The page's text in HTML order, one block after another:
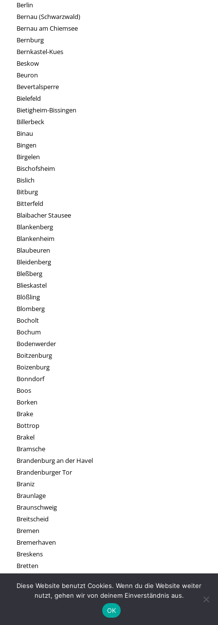
Berlin
Bernau (Schwarzwald)
Bernau am Chiemsee
Bernburg
Bernkastel-Kues
Beskow
Beuron
Bevertalsperre
Bielefeld
Bietigheim-Bissingen
Billerbeck
Binau
Bingen
Birgelen
Bischofsheim
Bislich
Bitburg
Bitterfeld
Blaibacher Stausee
Blankenberg
Blankenheim
Blaubeuren
Bleidenberg
Bleßberg
Blieskastel
Blößling
Blomberg
Bocholt
Bochum
Bodenwerder
Boitzenburg
Boizenburg
Bonndorf
Boos
Borken
Brake
Bottrop
Brakel
Bramsche
Brandenburg an der Havel
Brandenburger Tor
Braniz
Braunlage
Braunschweig
Breitscheid
Bremen
Bremerhaven
Breskens
Bretten
Brilon
Diese Website benutzt Cookies. Wenn du die Website weiter
nutzt, gehen wir von deinem Einverständnis aus.
OK